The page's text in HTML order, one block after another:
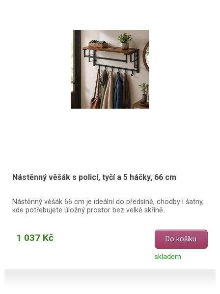
Nástěnný věšák s policí, tyčí a 5 háčky, 66 cm
Nástěnný věšák 66 cm je ideální do předsíně, chodby i šatny,
kde potřebujete úložný prostor bez velké skříně.
1 037 Kč Do košíku
skladem